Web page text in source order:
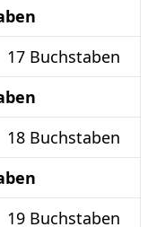
17 Buchstaben
18 Buchstaben
19 Buchstaben